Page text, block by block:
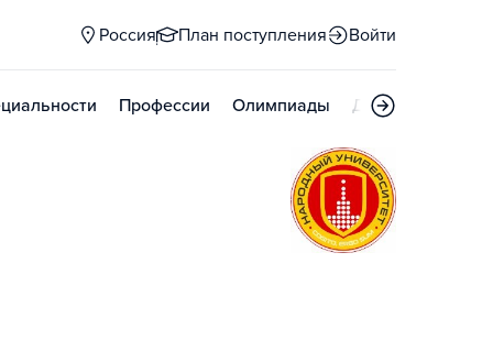
Россия План поступления Войти
Профессии Олимпиады Дни открытых